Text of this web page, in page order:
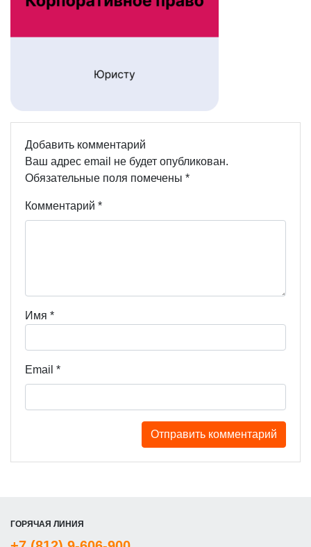
Добавить комментарий
Ваш адрес email не будет опубликован.
Обязательные поля помечены *
Комментарий *
Имя *
Email *
ГОРЯЧАЯ ЛИНИЯ